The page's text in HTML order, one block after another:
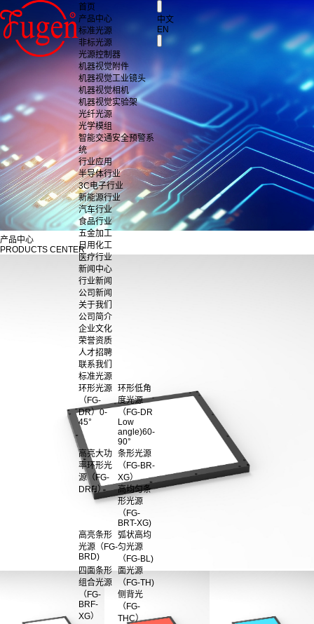
首页
产品中心
标准光源
非标光源
光源控制器
机器视觉附件
机器视觉工业镜头
机器视觉相机
机器视觉实验架
光纤光源
光学模组
智能交通安全预警系
统
行业应用
半导体行业
3C电子行业
新能源行业
汽车行业
食品行业
五金加工
日用化工
医疗行业
新闻中心
行业新闻
公司新闻
关于我们
公司简介
企业文化
荣誉资质
人才招聘
联系我们
标准光源
环形光源
（FG-
DR）0-
45°
环形低角
度光源
（FG-DR
Low
angle)60-
90°
高亮大功
率环形光
源（FG-
DRH）
条形光源
（FG-BR-
XG）
高均匀条
形光源
（FG-
BRT-XG)
高亮条形
光源（FG-
BRD)
弧状高均
匀光源
（FG-BL)
四面条形
组合光源
（FG-
BRF-
XG）
面光源
（FG-TH)
侧背光
（FG-
THC）
中文
EN
产品中心
PRODUCTS CENTER